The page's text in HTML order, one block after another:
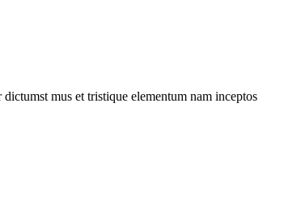
mus et tristique elementum nam inceptos